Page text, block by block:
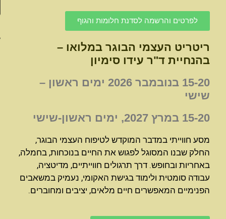
עברית
לפרטים והרשמה לסדנת חלומות והגוף​
ריטריט העצמי הבוגר במלואו –
בהנחיית ד"ר עידו סימיון
15-20 בנובמבר 2026 ימים ראשון –
שישי
15-20 במרץ 2027, ימים ראשון-שישי
מסע חווייתי במדבר המוקדש לטיפוח העצמי הבוגר,
החלק שבנו המסוגל לפגוש את החיים בנוכחות, בחמלה,
באחריות ובחופש. דרך תרגולים חווייתיים, מדיטציה,
עבודה סומטית ולימוד בגישת האקומי, נעמיק במשאבים
הפנימיים המאפשרים חיים מלאים, יציבים ומחוברים.